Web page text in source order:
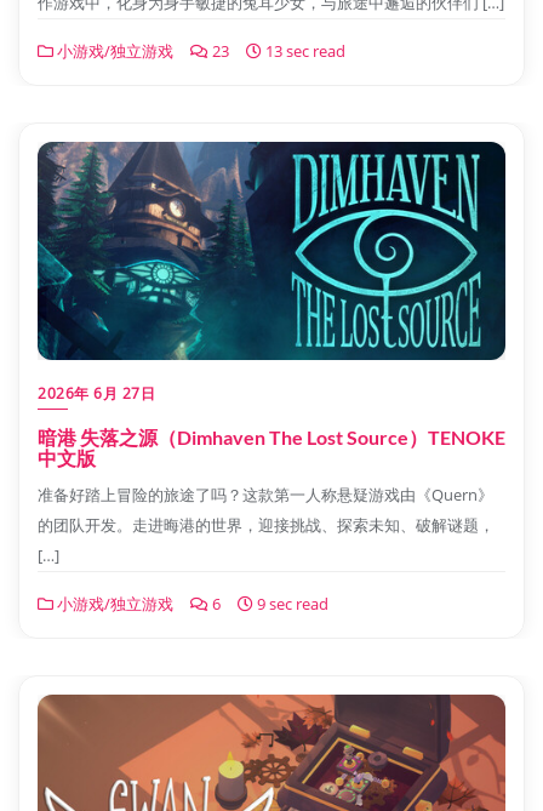
小游戏/独立游戏 23 13 sec read
2026年 6月 27日
暗港 失落之源（Dimhaven The Lost Source）TENOKE
中文版
准备好踏上冒险的旅途了吗？这款第一人称悬疑游戏由《Quern》
的团队开发。走进晦港的世界，迎接挑战、探索未知、破解谜题，
[…]
小游戏/独立游戏 6 9 sec read